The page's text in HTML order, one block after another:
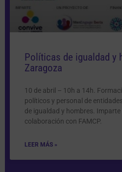
Políticas de igualdad y
Zaragoza
10 de abril – 10h a 14h.
políticos y personal de
de igualdad y hombres.
colaboración con FAMCP.
LEER MÁS »